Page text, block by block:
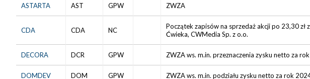
ASTARTA AST GPW ZWZA
CDA CDA NC
Początek zapisów na sprzedaż akcji po 23,30 zł
Ćwieka, CWMedia Sp. z o.o.
DECORA DCR GPW ZWZA ws. m.in. przeznaczenia zysku netto za
DOMDEV DOM GPW ZWZA ws. m.in. podziału zysku netto za rok